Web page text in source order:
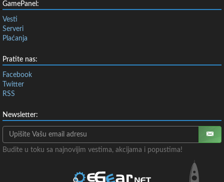
GamePanel:
Vesti
Serveri
Plaćanja
Pratite nas:
Facebook
Twitter
RSS
Newsletter:
Budite u toku sa najnovijim vestima, akcijama i popustima!